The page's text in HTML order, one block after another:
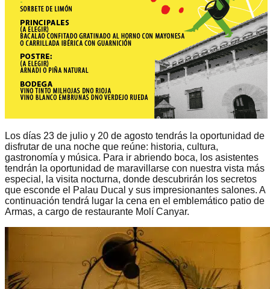
Los días 23 de julio y 20 de agosto tendrás la oportunidad de
disfrutar de una noche que reúne: historia, cultura,
gastronomía y música. Para ir abriendo boca, los asistentes
tendrán la oportunidad de maravillarse con nuestra vista más
especial, la visita nocturna, donde descubrirán los secretos
que esconde el Palau Ducal y sus impresionantes salones. A
continuación tendrá lugar la cena en el emblemático patio de
Armas, a cargo de restaurante Molí Canyar.